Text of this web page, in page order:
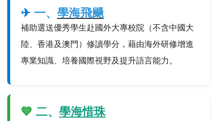
✈ 一、 學海飛颺
補助選送優秀學生赴國外大專校院（不含中國大
陸、香港及澳門）修讀學分，藉由海外研修增進
專業知識、培養國際視野及提升語言能力。
💙 二、 學海惜珠